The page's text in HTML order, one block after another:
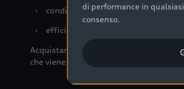
›
condizioni della carrozzeria e
›
efficienza meccanica: motore,
Acquistare un’auto usata in una
che viene sottoposto a 110 controlli
di performance in
consenso.